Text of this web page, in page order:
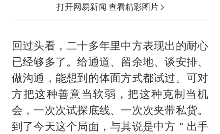
打开网易新闻 查看精彩图片
回过头看，二十多年里中方表现出的耐心
已经够多了。给通道、留余地、谈安排、
做沟通，能想到的体面方式都试过。可对
方把这种善意当软弱，把这种克制当机
会，一次次试探底线、一次次夹带私货。
到了今天这个局面，与其说是中方＂出手